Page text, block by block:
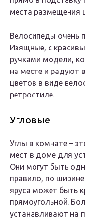
места размещения
Велосипеды очень
Изящные, с
ручками модели,
на месте и радуют
цветов в виде
ретростиле.
Угловые
Углы в комнате –
мест в доме для
Они могут быть
правило, по
яруса может быть
прямоугольной.
устанавливают на